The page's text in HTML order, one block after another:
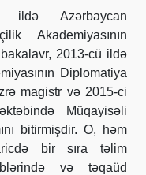
ildə Azərbaycan
Akademiyasının
2013-cü ildə
Diplomatiya
magistr və 2015-ci
Müqayisəli
bitirmişdir. O, həm
bir sıra təlim
və təqaüd